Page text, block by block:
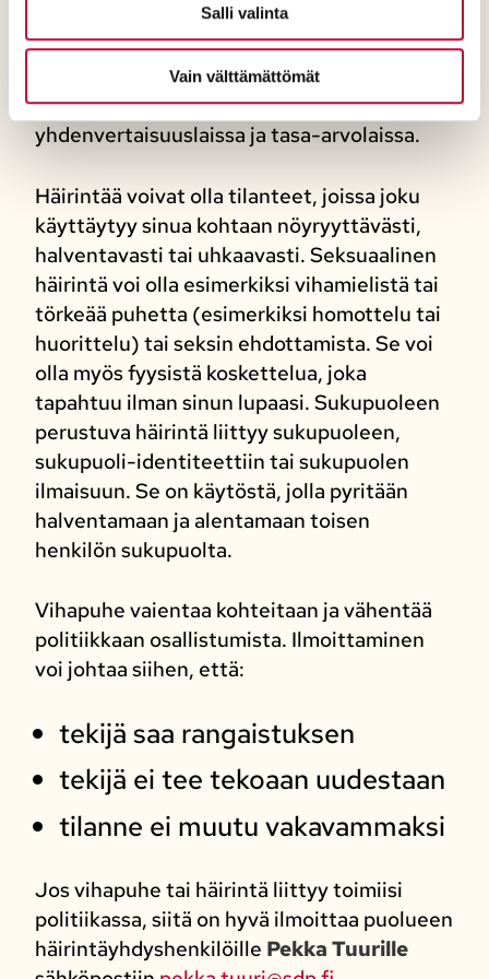
Salli valinta
Vain välttämättömät
ihmisryhmään, kyseessä voi olla
kiihottaminen kansanryhmää vastaan.
Vihapuheeseen liittyy usein myös häirintää.
Myös se on kielletty laissa, erityisesti
yhdenvertaisuuslaissa ja tasa-arvolaissa.
Häirintää voivat olla tilanteet, joissa joku
käyttäytyy sinua kohtaan nöyryyttävästi,
halventavasti tai uhkaavasti. Seksuaalinen
häirintä voi olla esimerkiksi vihamielistä tai
törkeää puhetta (esimerkiksi homottelu tai
huorittelu) tai seksin ehdottamista. Se voi
olla myös fyysistä koskettelua, joka
tapahtuu ilman sinun lupaasi. Sukupuoleen
perustuva häirintä liittyy sukupuoleen,
sukupuoli-identiteettiin tai sukupuolen
ilmaisuun. Se on käytöstä, jolla pyritään
halventamaan ja alentamaan toisen
henkilön sukupuolta.
Vihapuhe vaientaa kohteitaan ja vähentää
politiikkaan osallistumista. Ilmoittaminen
voi johtaa siihen, että:
tekijä saa rangaistuksen
tekijä ei tee tekoaan uudestaan
tilanne ei muutu vakavammaksi
Jos vihapuhe tai häirintä liittyy toimiisi
politiikassa, siitä on hyvä ilmoittaa puolueen
häirintäyhdyshenkilöille Pekka Tuurille